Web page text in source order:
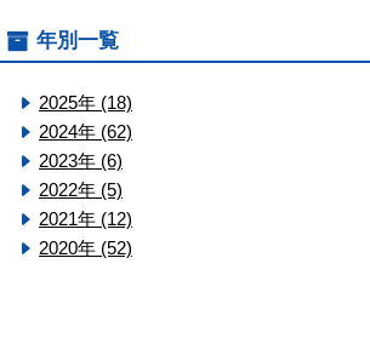
年別一覧
2025年 (18)
2024年 (62)
2023年 (6)
2022年 (5)
2021年 (12)
2020年 (52)